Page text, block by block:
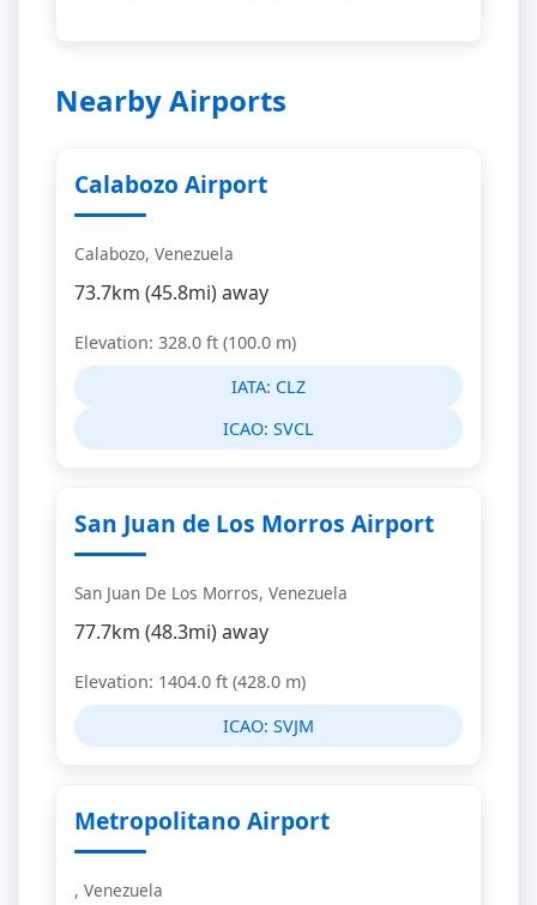
Nearby Airports
Calabozo Airport
Calabozo, Venezuela
73.7km (45.8mi) away
Elevation: 328.0 ft (100.0 m)
IATA: CLZ
ICAO: SVCL
San Juan de Los Morros Airport
San Juan De Los Morros, Venezuela
77.7km (48.3mi) away
Elevation: 1404.0 ft (428.0 m)
ICAO: SVJM
Metropolitano Airport
, Venezuela